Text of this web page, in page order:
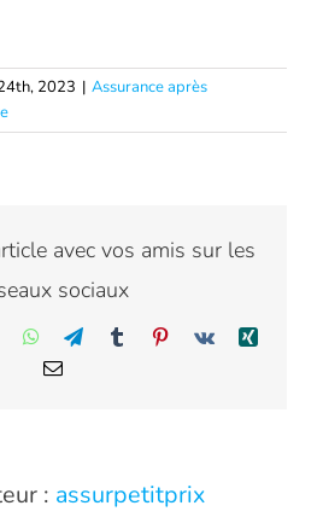
2023 | Assurance après
avec vos amis sur les
sociaux
WhatsApp
TelegramTumblrPinterest
Vk
Xing
Email
: assurpetitprix